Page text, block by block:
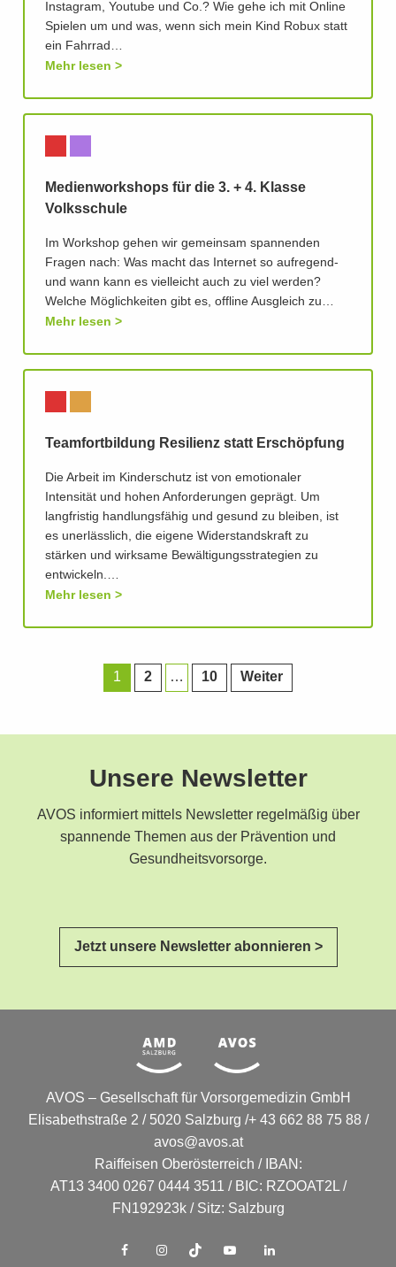
Instagram, Youtube und Co.? Wie gehe ich mit Online
Spielen um und was, wenn sich mein Kind Robux statt
ein Fahrrad…
Mehr lesen
Medienworkshops für die 3. + 4. Klasse
Volksschule
Im Workshop gehen wir gemeinsam spannenden
Fragen nach: Was macht das Internet so aufregend-
und wann kann es vielleicht auch zu viel werden?
Welche Möglichkeiten gibt es, offline Ausgleich zu…
Mehr lesen
Teamfortbildung Resilienz statt Erschöpfung
Die Arbeit im Kinderschutz ist von emotionaler
Intensität und hohen Anforderungen geprägt. Um
langfristig handlungsfähig und gesund zu bleiben, ist
es unerlässlich, die eigene Widerstandskraft zu
stärken und wirksame Bewältigungsstrategien zu
entwickeln.…
Mehr lesen
1 2 … 10 Weiter
Unsere Newsletter
AVOS informiert mittels Newsletter regelmäßig über
spannende Themen aus der Prävention und
Gesundheitsvorsorge.
Jetzt unsere Newsletter abonnieren >
AVOS – Gesellschaft für Vorsorgemedizin GmbH
Elisabethstraße 2 / 5020 Salzburg /+ 43 662 88 75 88 /
avos@avos.at
Raiffeisen Oberösterreich / IBAN:
AT13 3400 0267 0444 3511 / BIC: RZOOAT2L /
FN192923k / Sitz: Salzburg